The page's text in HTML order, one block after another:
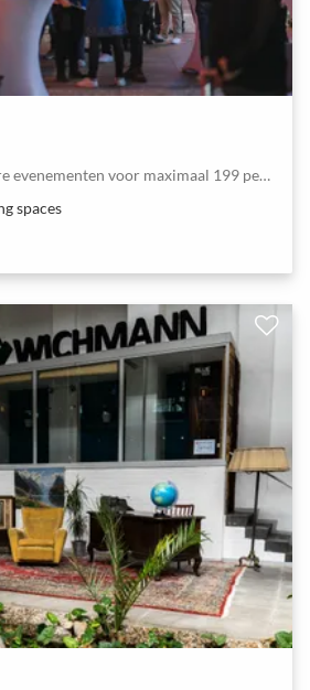
De ruimte voor grotere evenementen voor maximaal 199 personen.
spaces